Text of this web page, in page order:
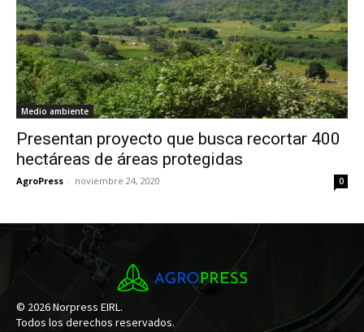
Medio ambiente
Presentan proyecto que busca recortar 400
hectáreas de áreas protegidas
AgroPress - noviembre 24, 2020 0
© 2026 Norpress EIRL.
Todos los derechos reservados.